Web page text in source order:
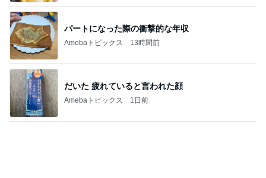
パートになった際の衝撃的な年収
Amebaトピックス 13時間前
だいた 疲れていると言われた顔
Amebaトピックス 1日前